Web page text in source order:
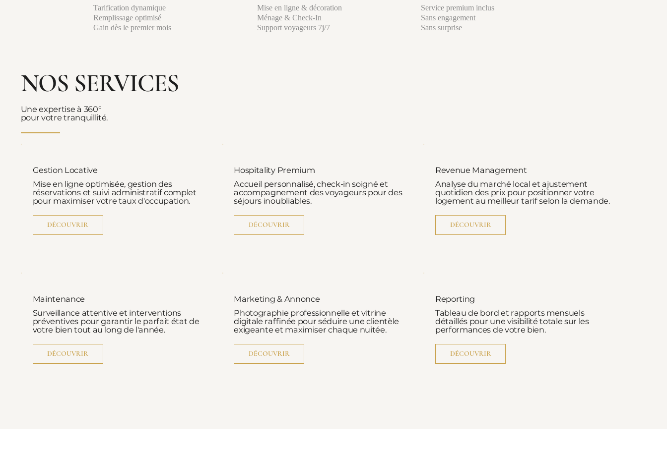
NOS SERVICES
Une expertise à 360°
pour votre tranquillité.
Gestion Locative
Mise en ligne optimisée, gestion des
réservations et suivi administratif complet
pour maximiser votre taux d'occupation.
DÉCOUVRIR
Hospitality Premium
Accueil personnalisé, check-in soigné et
accompagnement des voyageurs pour des
séjours inoubliables.
DÉCOUVRIR
Revenue Management
Analyse du marché local et ajustement
quotidien des prix pour positionner votre
logement au meilleur tarif selon la demande.
DÉCOUVRIR
Maintenance
Surveillance attentive et interventions
préventives pour garantir le parfait état de
votre bien tout au long de l'année.
DÉCOUVRIR
Marketing & Annonce
Photographie professionnelle et vitrine
digitale raffinée pour séduire une clientèle
exigeante et maximiser chaque nuitée.
DÉCOUVRIR
Reporting
Tableau de bord et rapports mensuels
détaillés pour une visibilité totale sur les
performances de votre bien.
DÉCOUVRIR
Tarification dynamique
Remplissage optimisé
Gain dès le premier mois
Mise en ligne & décoration
Ménage & Check-In
Support voyageurs 7j/7
Service premium inclus
Sans engagement
Sans surprise